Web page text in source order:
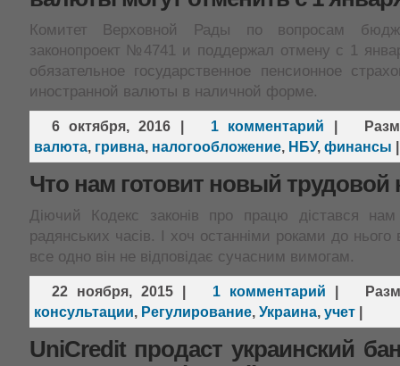
Комитет Верховной Рады по вопросам
законопроект №4741 и поддержал отмену с 1
обязательное государственное пенсионное
иностранной валюты в наличной форме.
6 октября, 2016 1 комментарий
валюта, гривна, налогообложение, НБУ, финансы
Что нам готовит новый трудовой
Діючий Кодекс законів про працю дістався
радянських часів. І хоч останніми роками до
все одно він не відповідає сучасним вимогам.
22 ноября, 2015| 1 комментарий
консультации, Регулирование, Украина, учет|
UniCredit продаст украинский